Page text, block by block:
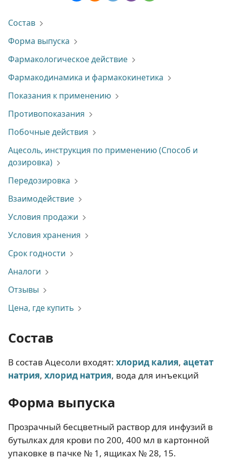
Состав
Форма выпуска
Фармакологическое действие
Фармакодинамика и фармакокинетика
Показания к применению
Противопоказания
Побочные действия
Ацесоль, инструкция по применению (Способ и
дозировка)
Передозировка
Взаимодействие
Условия продажи
Условия хранения
Срок годности
Аналоги
Отзывы
Цена, где купить
Состав
В состав Ацесоли входят: хлорид калия, ацетат
натрия, хлорид натрия, вода для инъекций
Форма выпуска
Прозрачный бесцветный раствор для инфузий в
бутылках для крови по 200, 400 мл в картонной
упаковке в пачке № 1, ящиках № 28, 15.